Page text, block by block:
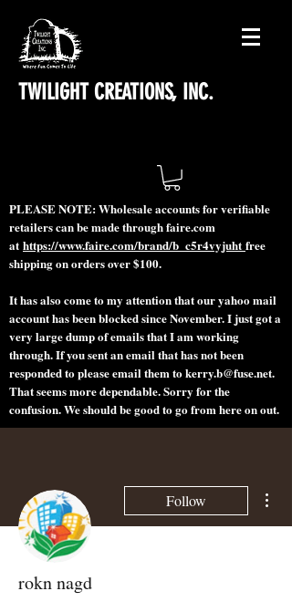
TWILIGHT CREATIONS, INC.
PLEASE NOTE: Wholesale accounts for verifiable
retailers can be made through faire.com
at https://www.faire.com/brand/b_c5r4vyjuht free
shipping on orders over $100.
It has also come to my attention that our yahoo mail
account has been blocked since November. I just got a
very large dump of emails that I am working
through. If you sent an email that has not been
responded to please email them tokerry.b@fuse.net.
That seems more dependable. Sorry for the
confusion. We should be good to go from here on out.
Follow
rokn nagd